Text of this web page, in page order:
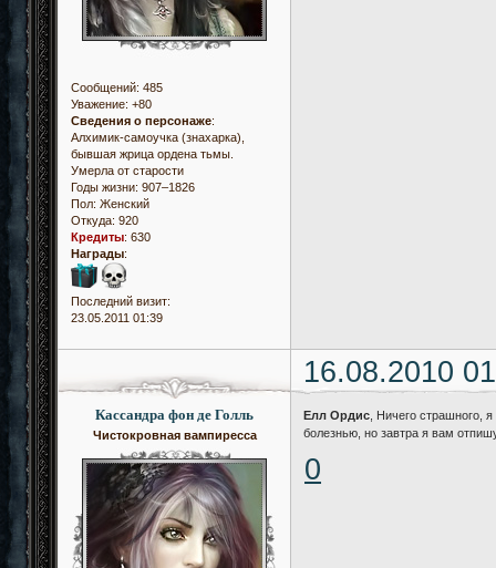
Сообщений: 485
Уважение: +80
Сведения о персонаже:
Алхимик-самоучка (знахарка),
бывшая жрица ордена тьмы.
Умерла от старости
Годы жизни: 907–1826
Пол: Женский
Откуда: 920
Кредиты: 630
Награды:
Последний визит:
23.05.2011 01:39
16.08.2010
Кассандра фон де Голль
Чистокровная вампиресса
Елл Ордис , Ничего страшного,
болезнью, но завтра я вам
0